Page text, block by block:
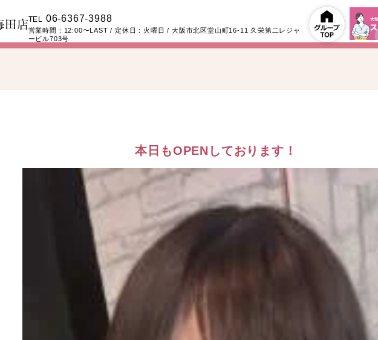
TEL 06-6367-3988
営業時間： 12:00〜LAST / 定休日：火曜日 /大阪市北区堂山町16-11 久栄第二レジャ
ービル703号
本日もOPENしております！